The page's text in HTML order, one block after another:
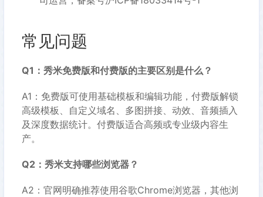
常见问题
Q1：秀米免费版和付费版的主要区别是什么？
A1：免费版可使用基础模板和编辑功能，付费版解锁
高级模板、自定义域名、多图拼接、动效、音频插入
及深度数据统计。付费版适合高频或专业级内容生
产。
Q2：秀米支持哪些浏览器？
A2：官网明确推荐使用谷歌Chrome浏览器，其他浏